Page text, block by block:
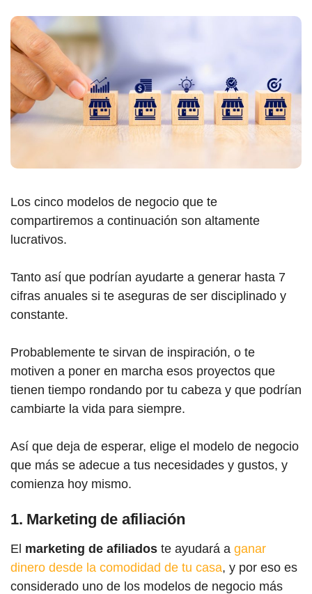
Los cinco modelos de negocio que te
compartiremos a continuación son altamente
lucrativos.
Tanto así que podrían ayudarte a generar hasta 7
cifras anuales si te aseguras de ser disciplinado y
constante.
Probablemente te sirvan de inspiración, o te
motiven a poner en marcha esos proyectos que
tienen tiempo rondando por tu cabeza y que podrían
cambiarte la vida para siempre.
Así que deja de esperar, elige el modelo de negocio
que más se adecue a tus necesidades y gustos, y
comienza hoy mismo.
1. Marketing de afiliación
El marketing de afiliados te ayudará a ganar
dinero desde la comodidad de tu casa, y por eso es
considerado uno de los modelos de negocio más